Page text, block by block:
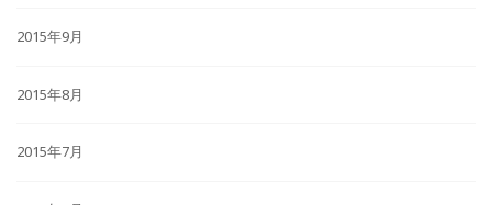
2015年9月
2015年8月
2015年7月